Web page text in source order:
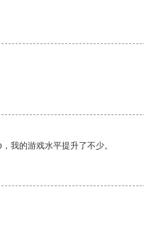
我的游戏水平提升了不少。